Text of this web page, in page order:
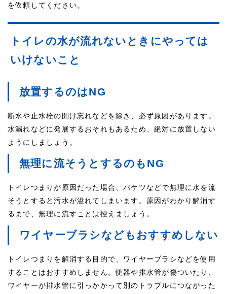
を依頼してください。
トイレの水が流れないときにやっては
いけないこと
放置するのはNG
断水や止水栓の開け忘れなどを除き、必ず原因があります。
水漏れなどに発展するおそれもあるため、絶対に放置しない
ようにしましょう。
無理に流そうとするのもNG
トイレつまりが原因だった場合、バケツなどで無理に水を流
そうとすると汚水が溢れてしまいます。原因がわかり解消す
るまで、無理に流すことは控えましょう。
ワイヤーブラシなどもおすすめしない
トイレつまりを解消する目的で、ワイヤーブラシなどを使用
することはおすすめしません。便器や排水管が傷ついたり、
ワイヤーが排水管に引っかかって別のトラブルにつながった